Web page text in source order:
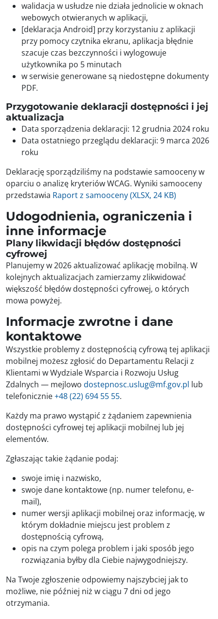
walidacja w usłudze nie działa jednolicie w oknach
webowych otwieranych w aplikacji,
[deklaracja Android] przy korzystaniu z aplikacji
przy pomocy czytnika ekranu, aplikacja błędnie
szacuje czas bezczynności i wylogowuje
użytkownika po 5 minutach
w serwisie generowane są niedostępne dokumenty
PDF.
Przygotowanie deklaracji dostępności i jej
aktualizacja
Data sporządzenia deklaracji: 12 grudnia 2024 roku
Data ostatniego przeglądu deklaracji: 9 marca 2026
roku
Deklarację sporządziliśmy na podstawie samooceny w
oparciu o analizę kryteriów WCAG. Wyniki samooceny
przedstawia Raport z samooceny (XLSX, 24 KB)
Udogodnienia, ograniczenia i
inne informacje
Plany likwidacji błędów dostępności
cyfrowej
Planujemy w 2026 aktualizować aplikację mobilną. W
kolejnych aktualizacjach zamierzamy zlikwidować
większość błędów dostępności cyfrowej, o których
mowa powyżej.
Informacje zwrotne i dane
kontaktowe
Wszystkie problemy z dostępnością cyfrową tej aplikacji
mobilnej możesz zgłosić do Departamentu Relacji z
Klientami w Wydziale Wsparcia i Rozwoju Usług
Zdalnych — mejlowo dostepnosc.uslug@mf.gov.pl lub
telefonicznie+48 (22) 694 55 55.
Każdy ma prawo wystąpić z żądaniem zapewnienia
dostępności cyfrowej tej aplikacji mobilnej lub jej
elementów.
Zgłaszając takie żądanie podaj:
swoje imię i nazwisko,
swoje dane kontaktowe (np. numer telefonu, e-
mail),
numer wersji aplikacji mobilnej oraz informację, w
którym dokładnie miejscu jest problem z
dostępnością cyfrową,
opis na czym polega problem i jaki sposób jego
rozwiązania byłby dla Ciebie najwygodniejszy.
Na Twoje zgłoszenie odpowiemy najszybciej jak to
możliwe, nie później niż w ciągu 7 dni od jego
otrzymania.